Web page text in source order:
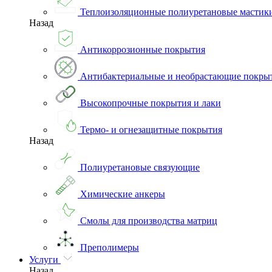
Теплоизоляционные полиуретановые
Назад
Антикоррозионные покрытия
Антибактериальные и необрастающие
Высокопрочные покрытия и лаки
Термо- и огнезащитные покрытия
Назад
Полиуретановые связующие
Химические анкеры
Смолы для производства матриц
Преполимеры
Услуги